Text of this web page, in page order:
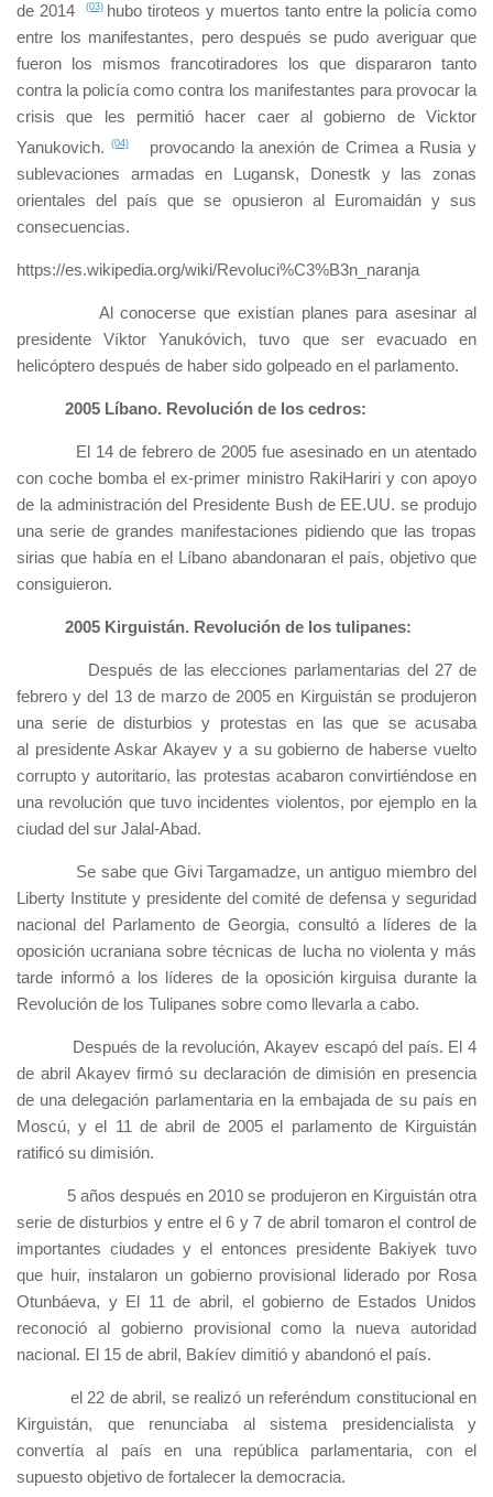
de 2014(03) hubo tiroteos y muertos tanto entre la policía como
entre los manifestantes, pero después se pudo averiguar que
fueron los mismos francotiradores los que dispararon tanto
contra la policía como contra los manifestantes para provocar la
crisis que les permitió hacer caer al gobierno de Vicktor
Yanukovich.(04)
provocando la anexión de Crimea a Rusia y
sublevaciones armadas en Lugansk, Donestk y las zonas
orientales del país que se opusieron al Euromaidán y sus
consecuencias.
https://es.wikipedia.org/wiki/Revoluci%C3%B3n_naranja
Al conocerse que existían planes para asesinar al
presidente Víktor Yanukóvich, tuvo que ser evacuado en
helicóptero después de haber sido golpeado en el parlamento.
2005 Líbano. Revolución de los cedros:
El 14 de febrero de 2005 fue asesinado en un atentado
con coche bomba el ex-primer ministro RakiHariri y con apoyo
de la administración del Presidente Bush de EE.UU. se produjo
una serie de grandes manifestaciones pidiendo que las tropas
sirias que había en el Líbano abandonaran el país, objetivo que
consiguieron.
2005 Kirguistán. Revolución de los tulipanes:
Después de las elecciones parlamentarias del 27 de
febrero y del 13 de marzo de 2005 en Kirguistán se produjeron
una serie de disturbios y protestas en las que se acusaba
al presidente Askar Akayev y a su gobierno de haberse vuelto
corrupto y autoritario, las protestas acabaron convirtiéndose en
una revolución que tuvo incidentes violentos, por ejemplo en la
ciudad del sur Jalal-Abad.
Se sabe que Givi Targamadze, un antiguo miembro del
Liberty Institute y presidente del comité de defensa y seguridad
nacional del Parlamento de Georgia, consultó a líderes de la
oposición ucraniana sobre técnicas de lucha no violenta y más
tarde informó a los líderes de la oposición kirguisa durante la
Revolución de los Tulipanes sobre como llevarla a cabo.
Después de la revolución, Akayev escapó del país. El 4
de abril Akayev firmó su declaración de dimisión en presencia
de una delegación parlamentaria en la embajada de su país en
Moscú, y el 11 de abril de 2005 el parlamento de Kirguistán
ratificó su dimisión.
5 años después en 2010 se produjeron en Kirguistán otra
serie de disturbios y entre el 6 y 7 de abril tomaron el control de
importantes ciudades y el entonces presidente Bakiyek tuvo
que huir, instalaron un gobierno provisional liderado por Rosa
Otunbáeva, y El 11 de abril, el gobierno de Estados Unidos
reconoció al gobierno provisional como la nueva autoridad
nacional. El 15 de abril, Bakíev dimitió y abandonó el país.
el 22 de abril, se realizó un referéndum constitucional en
Kirguistán, que renunciaba al sistema presidencialista y
convertía al país en una república parlamentaria, con el
supuesto objetivo de fortalecer la democracia.